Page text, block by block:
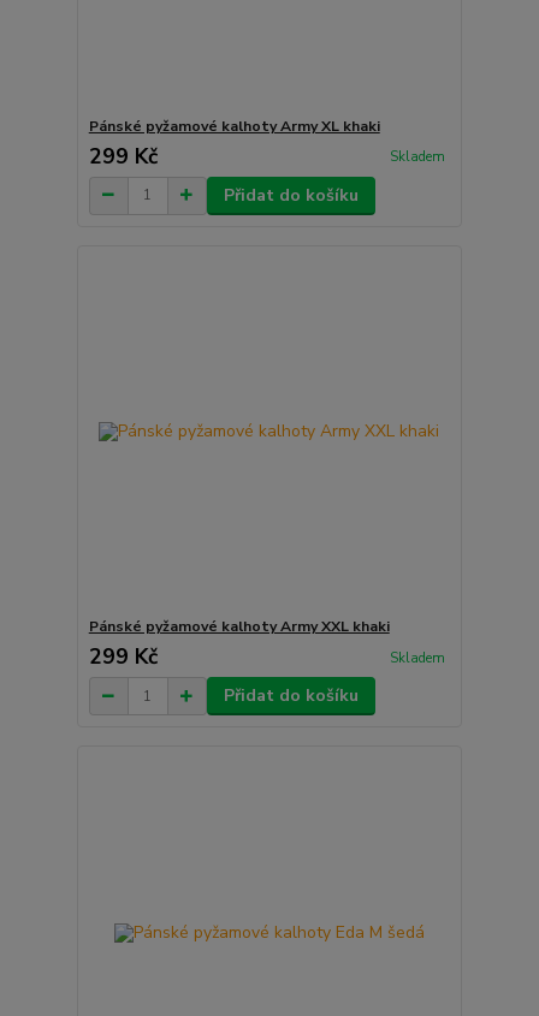
Pánské pyžamové kalhoty Army XL khaki
299 Kč Skladem
Přidat do košíku
Pánské pyžamové kalhoty Army XXL khaki
299 Kč Skladem
Přidat do košíku